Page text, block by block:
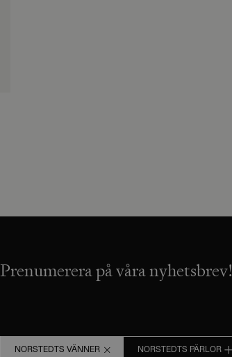
Prenumerera på våra nyhetsbrev!
NORSTEDTS VÄNNER NORSTEDTS PÄRLOR